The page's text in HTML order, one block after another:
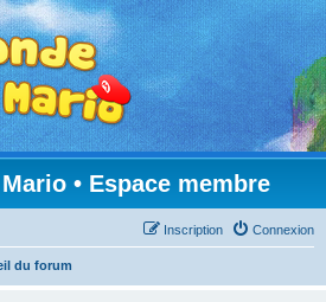
• Espace membre
Connexion
Inscription
du forum